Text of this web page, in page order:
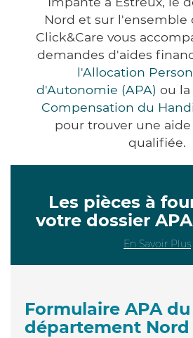
Nord et sur l'ensemble
Click&Care vous
demandes d'aides
l'Allocation
d'Autonomie (APA) ou la
Compensation du
pour trouver une
qualifiée.
Les pièces à
votre dossier
En Savoir Plus
Formulaire APA du
département Nord